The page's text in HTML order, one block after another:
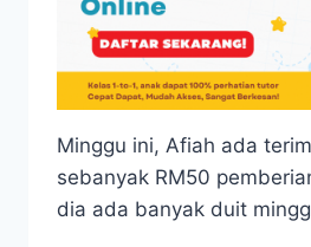
Minggu ini, Afiah ada
sebanyak RM50
dia ada banyak duit